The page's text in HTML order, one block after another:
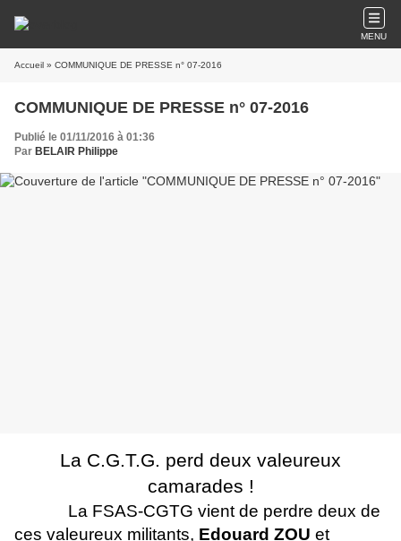
MENU
Accueil » COMMUNIQUE DE PRESSE n° 07-2016
COMMUNIQUE DE PRESSE n° 07-2016
Publié le 01/11/2016 à 01:36
Par BELAIR Philippe
La C.G.T.G. perd deux valeureux
camarades !
La FSAS-CGTG vient de perdre deux de
ces valeureux militants, Edouard ZOU et